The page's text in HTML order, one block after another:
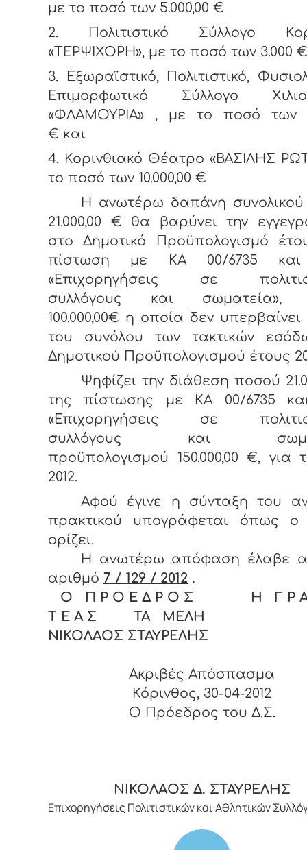
με το ποσό των 5.000,00 €
2. Πολιτιστικό Σύλλογο
«ΤΕΡΨΙΧΟΡΗ», με το ποσό των 3.000 €
3. Εξωραϊστικό, Πολιτιστικό,
Επιμορφωτικό Σύλλογο
«ΦΛΑΜΟΥΡΙΑ» , με το ποσό των
€ και
4. Κορινθιακό Θέατρο «ΒΑΣΙΛΗΣ
το ποσό των 10.000,00 €
Η ανωτέρω δαπάνη
21.000,00 € θα βαρύνει την
στο Δημοτικό Προϋπολογισμό
πίστωση με ΚΑ 00/6735 και
«Επιχορηγήσεις σε
συλλόγους και σωματεία»,
100.000,00€ η οποία δεν υπερβαίνει
του συνόλου των τακτικών
Δημοτικού Προϋπολογισμού έτους
Ψηφίζει την διάθεση ποσού
της πίστωσης με ΚΑ 00/6735
«Επιχορηγήσεις σε
συλλόγους και
προϋπολογισμού 150.000,00 €, για
2012.
Αφού έγινε η σύνταξη του
πρακτικού υπογράφεται όπως ο
ορίζει.
Η ανωτέρω απόφαση έλαβε
αριθμό 7 / 129 / 2012 .
Ο Π Ρ Ο Ε Δ Ρ Ο Σ Η Γ Ρ Α
Τ Ε Α Σ ΤΑ ΜΕΛΗ
ΝΙΚΟΛΑΟΣ ΣΤΑΥΡΕΛΗΣ
Ακριβές Απόσπασμα
Κόρινθος, 30-04-2012
O Πρόεδρος του Δ.Σ.
ΝΙΚΟΛΑΟΣ Δ. ΣΤΑΥΡΕΛΗΣ
Επιχορηγήσεις Πολιτιστικών και Αθλητικών